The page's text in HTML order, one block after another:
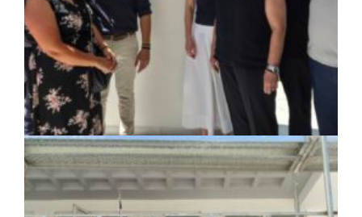
ΚΟΙΝΩΝΙΑ | 07/08/2026 · 18:01
Το Δημοτικό Κατάστημα Κουβαρά φέρει
πλέον το όνομα «Γεώργιος Πρίφτης»